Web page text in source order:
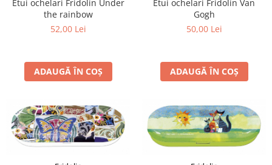
Etui ochelari Fridolin Under
the rainbow
52,00 Lei
ADAUGĂ ÎN COȘ
Etui ochelari Fridolin Van
Gogh
50,00 Lei
ADAUGĂ ÎN COȘ